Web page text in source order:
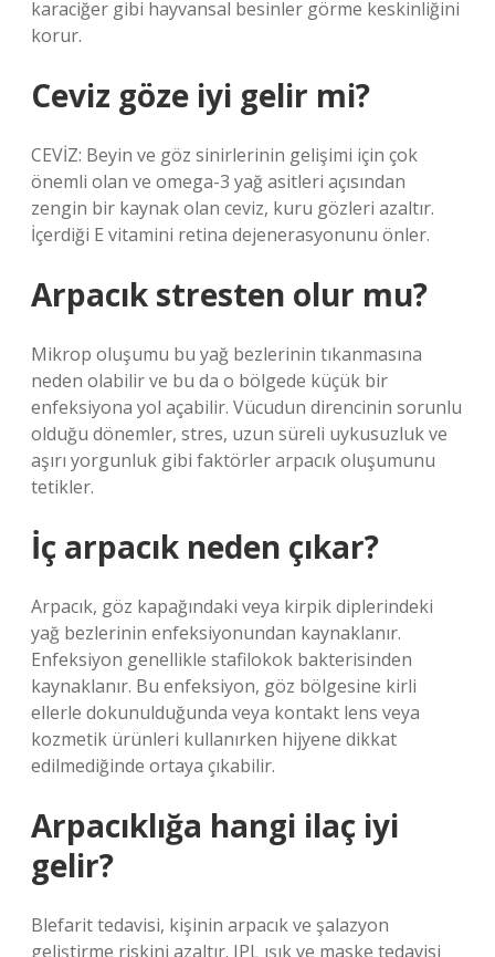
karaciğer gibi hayvansal besinler görme keskinliğini
korur.
Ceviz göze iyi gelir mi?
CEVİZ: Beyin ve göz sinirlerinin gelişimi için çok
önemli olan ve omega-3 yağ asitleri açısından
zengin bir kaynak olan ceviz, kuru gözleri azaltır.
İçerdiği E vitamini retina dejenerasyonunu önler.
Arpacık stresten olur mu?
Mikrop oluşumu bu yağ bezlerinin tıkanmasına
neden olabilir ve bu da o bölgede küçük bir
enfeksiyona yol açabilir. Vücudun direncinin sorunlu
olduğu dönemler, stres, uzun süreli uykusuzluk ve
aşırı yorgunluk gibi faktörler arpacık oluşumunu
tetikler.
İç arpacık neden çıkar?
Arpacık, göz kapağındaki veya kirpik diplerindeki
yağ bezlerinin enfeksiyonundan kaynaklanır.
Enfeksiyon genellikle stafilokok bakterisinden
kaynaklanır. Bu enfeksiyon, göz bölgesine kirli
ellerle dokunulduğunda veya kontakt lens veya
kozmetik ürünleri kullanırken hijyene dikkat
edilmediğinde ortaya çıkabilir.
Arpacıklığa hangi ilaç iyi
gelir?
Blefarit tedavisi, kişinin arpacık ve şalazyon
geliştirme riskini azaltır. IPL ışık ve maske tedavisi